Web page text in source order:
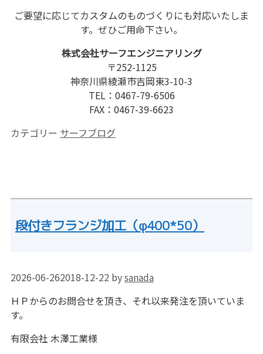
ご要望に応じてカスタムのものづくりにも対応いたしま
す。ぜひご用命下さい。
株式会社サーフエンジニアリング
〒252-1125
神奈川県綾瀬市吉岡東3-10-3
TEL：0467-79-6506
FAX：0467-39-6623
カテゴリー サーフブログ
段付きフランジ加工（φ400*50）
2026-06-262018-12-22 bysanada
ＨＰからのお問合せを頂き、それ以来発注を頂いていま
す。
有限会社 木澤工業様